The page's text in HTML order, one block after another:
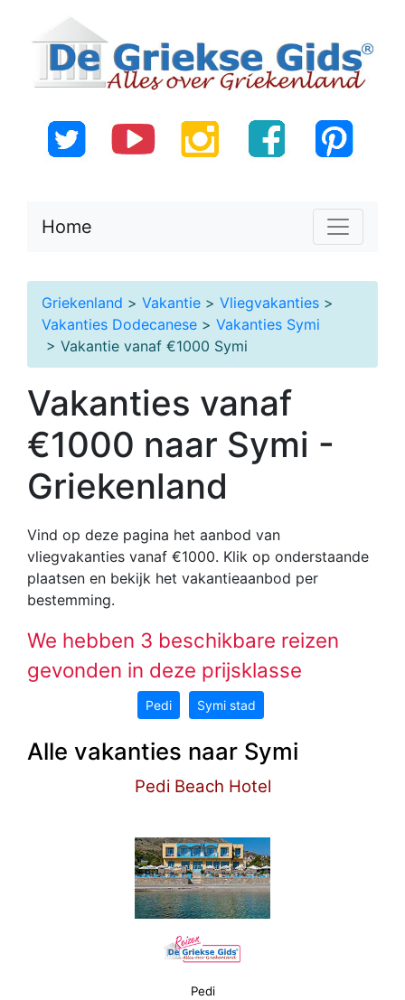
Home
Griekenland > Vakantie > Vliegvakanties >
Vakanties Dodecanese > Vakanties Symi
> Vakantie vanaf €1000 Symi
Vakanties vanaf
€1000 naar Symi -
Griekenland
Vind op deze pagina het aanbod van
vliegvakanties vanaf €1000. Klik op onderstaande
plaatsen en bekijk het vakantieaanbod per
bestemming.
We hebben 3 beschikbare reizen
gevonden in deze prijsklasse
Pedi Symi stad
Alle vakanties naar Symi
Pedi Beach Hotel
Pedi